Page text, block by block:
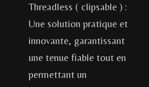
Threadless ( clipsable ) :
Une solution pratique et
innovante, garantissant
une tenue fiable tout en
permettant un